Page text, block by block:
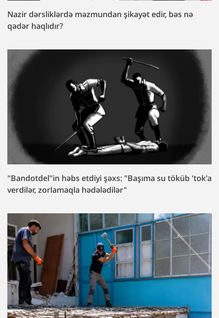
Nazir dərsliklərdə məzmundan şikayət edir, bəs nə
qədər haqlıdır?
"Bandotdel"in həbs etdiyi şəxs: "Başıma su töküb 'tok'a
verdilər, zorlamaqla hədələdilər"